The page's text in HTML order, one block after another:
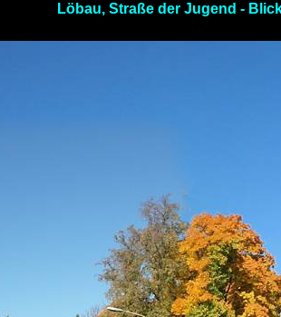
Löbau, Straße der Jugend -